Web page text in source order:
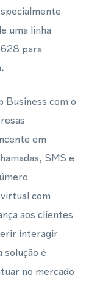
uma linha
para
com o
em
SMS e
com
aos clientes
interagir
solução é
no mercado